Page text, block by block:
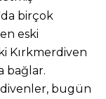
birçok
eski
Kırkmerdiven
bağlar.
bugün